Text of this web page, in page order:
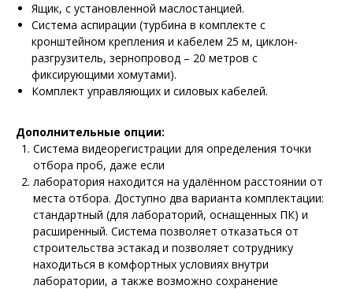
Ящик, с установленной маслостанцией.
Система аспирации (турбина в комплекте с
кронштейном крепления и кабелем 25 м, циклон-
разгрузитель, зернопровод – 20 метров с
фиксирующими хомутами).
Комплект управляющих и силовых кабелей.
Дополнительные опции:
Система видеорегистрации для определения точки
отбора проб, даже если
лаборатория находится на удалённом расстоянии от
места отбора. Доступно два варианта комплектации:
стандартный (для лабораторий, оснащенных ПК) и
расширенный. Система позволяет отказаться от
строительства эстакад и позволяет сотруднику
находиться в комфортных условиях внутри
лаборатории, а также возможно сохранение